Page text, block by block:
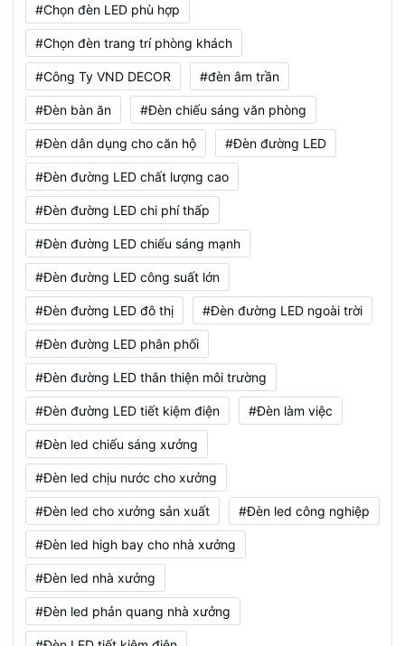
#Chọn đèn LED phù hợp
#Chọn đèn trang trí phòng khách
#Công Ty VND DECOR #đèn âm trần
#Đèn bàn ăn #Đèn chiếu sáng văn phòng
#Đèn dân dụng cho căn hộ #Đèn đường LED
#Đèn đường LED chất lượng cao
#Đèn đường LED chi phí thấp
#Đèn đường LED chiếu sáng mạnh
#Đèn đường LED công suất lớn
#Đèn đường LED đô thị #Đèn đường LED ngoài trời
#Đèn đường LED phân phối
#Đèn đường LED thân thiện môi trường
#Đèn đường LED tiết kiệm điện #Đèn làm việc
#Đèn led chiếu sáng xưởng
#Đèn led chịu nước cho xưởng
#Đèn led cho xưởng sản xuất #Đèn led công nghiệp
#Đèn led high bay cho nhà xưởng
#Đèn led nhà xưởng
#Đèn led phản quang nhà xưởng